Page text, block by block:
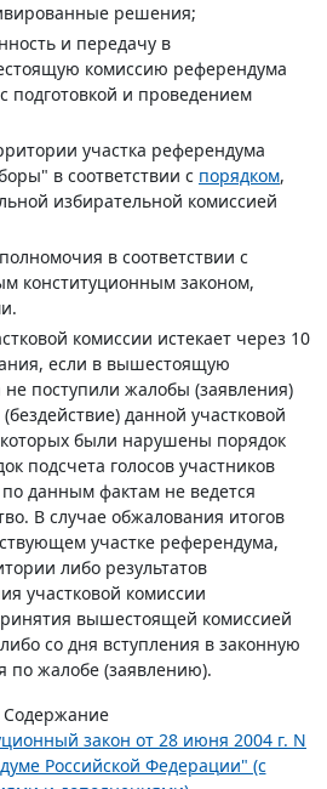
решения;
и передачу в
комиссию референдума
подготовкой и проведением
участка референдума
в соответствии с порядком,
избирательной комиссией
в соответствии с
конституционным законом,
комиссии истекает через 10
если в вышестоящую
поступили жалобы (заявления)
данной участковой
которых были нарушены порядок
подсчета голосов участников
данным фактам не ведется
В случае обжалования итогов
участке референдума,
либо результатов
участковой комиссии
вышестоящей комиссией
со дня вступления в законную
по жалобе (заявлению).
Содержание
закон от 28 июня 2004 г. N
Российской Федерации" (с